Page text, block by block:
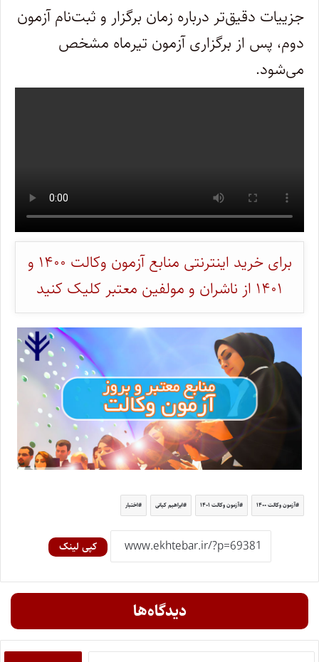
جزییات دقیق‌تر درباره زمان برگزار و ثبت‌نام آزمون
دوم، پس از برگزاری آزمون تیرماه مشخص
می‌شود.
برای خرید اینترنتی منابع آزمون وکالت ۱۴۰۰ و
۱۴۰۱ از ناشران و مولفین معتبر کلیک کنید
آزمون وکالت ۱۴۰۰ آزمون وکالت ۱۴۰۱ ابراهیم کیانی اختبار
کپی لینک
دیدگاه‌ها